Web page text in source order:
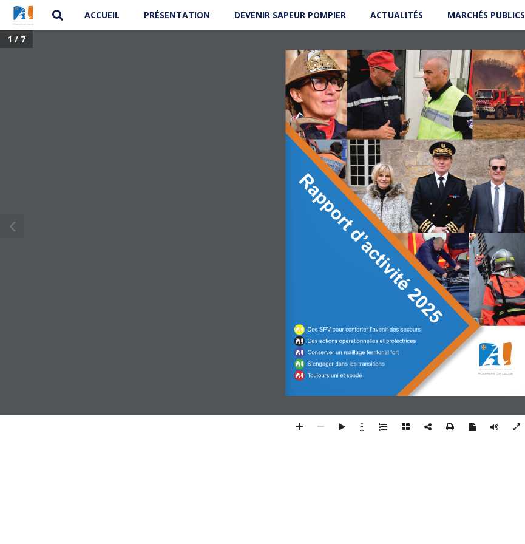
ACCUEIL PRÉSENTATION DEVENIR SAPEUR POMPIER ACTUALITÉS MARCHÉS PUBLICS
POMPIERS DE L’
SERVICE  DEPARTEMENTAL  D’INCENDIE  ET  DE  SECOURS
Rapport d’activité 2025
Des actions opérationnelles et protectrices
Toujours uni et soudé
S’engager dans les transitions
Des SPV pour conforter l’avenir des secours
Conserver un maillage territorial fort
1 / 7